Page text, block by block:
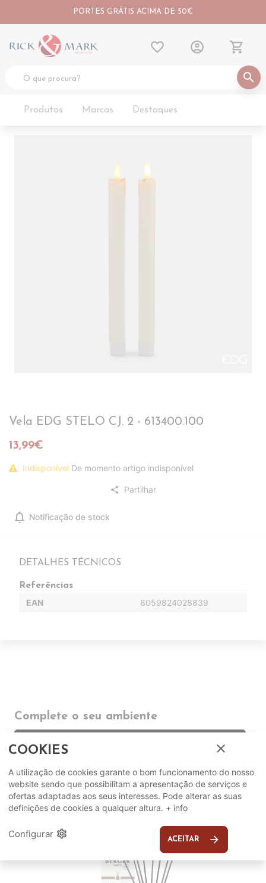
PORTES GRÁTIS ACIMA DE 50€
search
favorite_border account_circle shopping_cart
Produtos Marcas Destaques
Vela EDG STELO CJ. 2 - 613400.100
13,99€
Indisponível De momento artigo indisponível
share Partilhar
notifications Notificação de stock
DETALHES TÉCNICOS
Referências
EAN 8059824028839
Complete o seu ambiente
COMPLEMENTOS
SUGERIDOS
EM DESTAQUE
COOKIES close
A utilização de cookies garante o bom funcionamento do nosso
website sendo que possibilitam a apresentação de serviços e
ofertas adaptadas aos seus interesses. Pode alterar as suas
definições de cookies a qualquer altura. + info
Configurar settings ACEITAR arrow_forward